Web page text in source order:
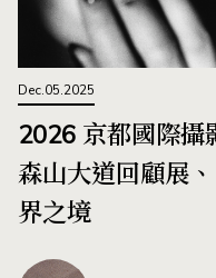
Dec.05.2025
2026 京都國際攝
森山大道回顧展
界之境